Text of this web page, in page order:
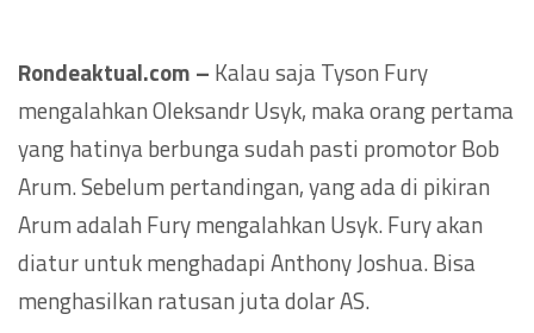
Rondeaktual.com – Kalau saja Tyson Fury
mengalahkan Oleksandr Usyk, maka orang pertama
yang hatinya berbunga sudah pasti promotor Bob
Arum. Sebelum pertandingan, yang ada di pikiran
Arum adalah Fury mengalahkan Usyk. Fury akan
diatur untuk menghadapi Anthony Joshua. Bisa
menghasilkan ratusan juta dolar AS.